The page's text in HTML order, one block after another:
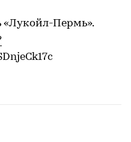
«Лукойл-Пермь».